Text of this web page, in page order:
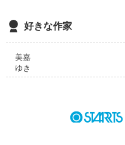
好きな作家
美嘉
ゆき